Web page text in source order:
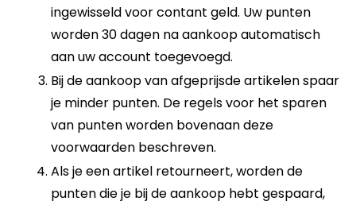
ingewisseld voor contant geld. Uw punten
worden 30 dagen na aankoop automatisch
aan uw account toegevoegd.
Bij de aankoop van afgeprijsde artikelen spaar
je minder punten. De regels voor het sparen
van punten worden bovenaan deze
voorwaarden beschreven.
Als je een artikel retourneert, worden de
punten die je bij de aankoop hebt gespaard,